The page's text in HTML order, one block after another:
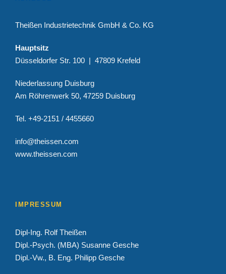
Theißen Industrietechnik GmbH & Co. KG
Hauptsitz
Düsseldorfer Str. 100 | 47809 Krefeld
Niederlassung Duisburg
Am Röhrenwerk 50, 47259 Duisburg
Tel. +49-2151 / 4455660
info@theissen.com
www.theissen.com
IMPRESSUM
Dipl-Ing. Rolf Theißen
Dipl.-Psych. (MBA) Susanne Gesche
Dipl.-Vw., B. Eng. Philipp Gesche